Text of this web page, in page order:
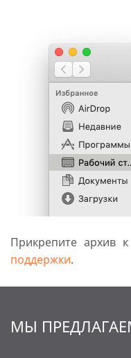
Прикрепите архив
поддержки.
МЫ